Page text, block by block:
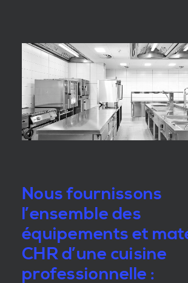
Nous fournissons
l’ensemble des
équipements et
CHR d’une cuisine
professionnelle :